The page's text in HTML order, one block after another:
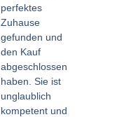
perfektes
Zuhause
gefunden und
den Kauf
abgeschlossen
haben. Sie ist
unglaublich
kompetent und